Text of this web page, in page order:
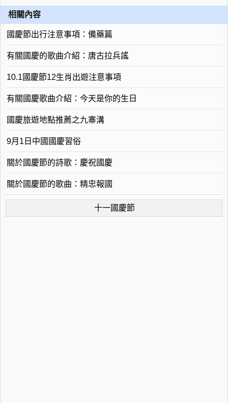
相關內容
國慶節出行注意事項：備藥篇
有關國慶的歌曲介紹：唐古拉兵謠
10.1國慶節12生肖出遊注意事項
有關國慶歌曲介紹：今天是你的生日
國慶旅遊地點推薦之九寨溝
9月1日中國國慶習俗
關於國慶節的詩歌：慶祝國慶
關於國慶節的歌曲：精忠報國
十一國慶節